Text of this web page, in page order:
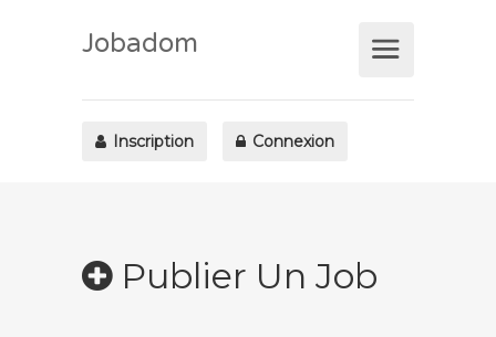
Jobadom
Inscription Connexion
Publier Un Job